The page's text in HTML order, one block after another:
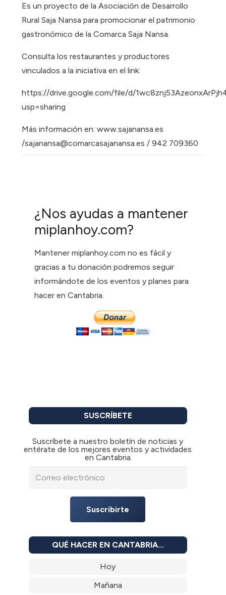
Es un proyecto de la Asociación de Desarrollo
Rural Saja Nansa para promocionar el patrimonio
gastronómico de la Comarca Saja Nansa.
Consulta los restaurantes y productores
vinculados a la iniciativa en el link:
https://drive.google.com/file/d/
usp=sharing
Más información en: www.sajanansa.es
/sajanansa@comarcasajanansa.es / 942 709360
¿Nos ayudas a mantener
miplanhoy.com?
Mantener miplanhoy.com no es fácil y
gracias a tu donación podremos seguir
informándote de los eventos y planes para
hacer en Cantabria.
SUSCRÍBETE
Suscríbete a nuestro boletín de noticias y
entérate de los mejores eventos y actividades
en Cantabria
Suscribirte
QUÉ HACER EN CANTABRIA…
Hoy
Mañana